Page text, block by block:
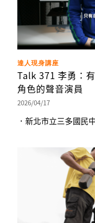
達人現身講座
Talk 371 李勇：
角色的聲音演員
2026/04/17
．新北市立三多國民